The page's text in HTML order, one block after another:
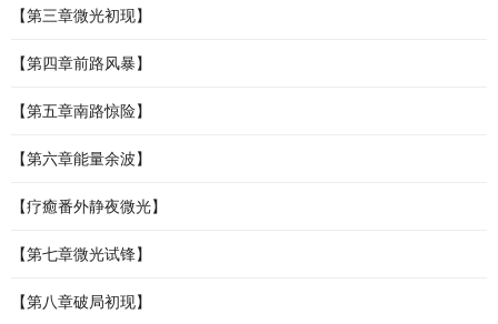
【第三章微光初现】
【第四章前路风暴】
【第五章南路惊险】
【第六章能量余波】
【疗癒番外静夜微光】
【第七章微光试锋】
【第八章破局初现】